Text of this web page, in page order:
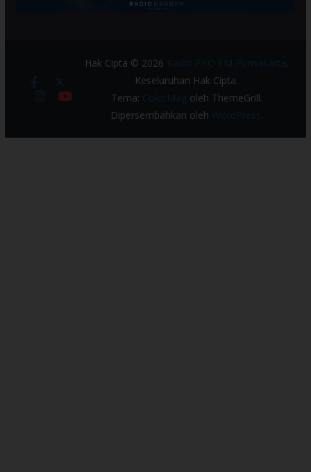
Hak Cipta © 2026 Radio PRO FM Purwakarta.
Keseluruhan Hak Cipta.
Tema: ColorMagoleh ThemeGrill.
Dipersembahkan oleh WordPress .